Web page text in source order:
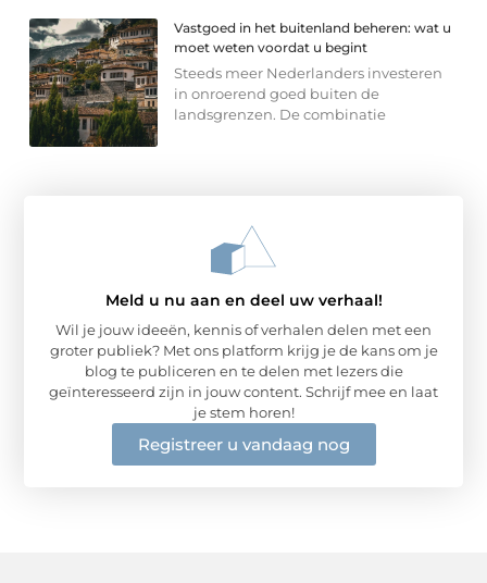
Vastgoed in het buitenland beheren: wat u
moet weten voordat u begint
Steeds meer Nederlanders investeren
in onroerend goed buiten de
landsgrenzen. De combinatie
Meld u nu aan en deel uw verhaal!
Wil je jouw ideeën, kennis of verhalen delen met een
groter publiek? Met ons platform krijg je de kans om je
blog te publiceren en te delen met lezers die
geïnteresseerd zijn in jouw content. Schrijf mee en laat
je stem horen!
Registreer u vandaag nog